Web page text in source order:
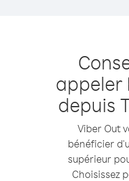
appeler
depuis
Viber Out
bénéficier
supérieur
Choisissez